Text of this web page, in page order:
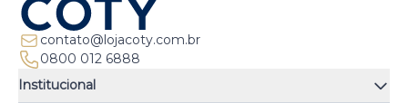
contato@lojacoty.com.br
0800 012 6888
Institucional